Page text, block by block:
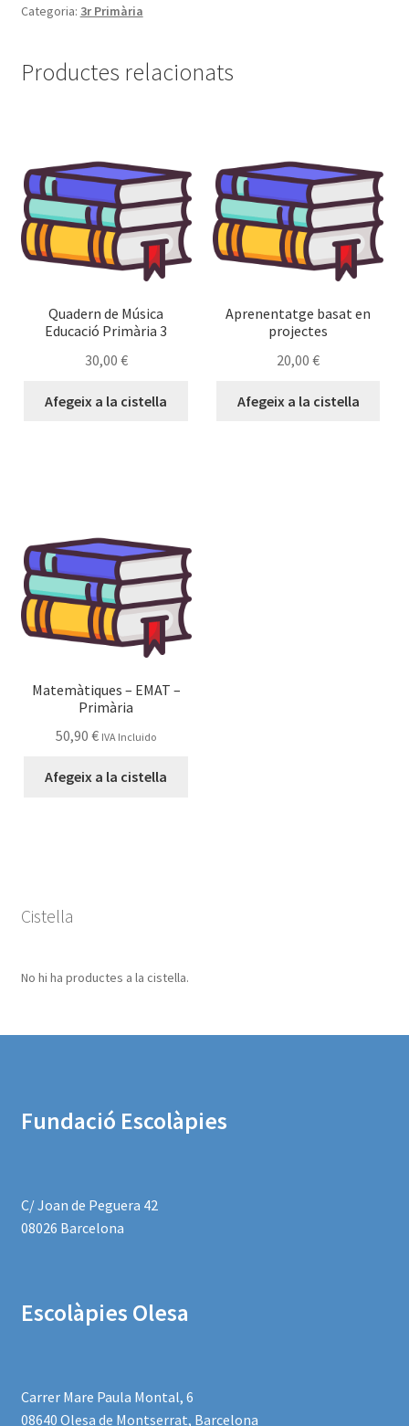
Categoria: 3r Primària
Productes relacionats
Quadern de Música
Educació Primària 3
30,00 €
Afegeix a la cistella
Aprenentatge basat en
projectes
20,00€
Afegeix a la cistella
Matemàtiques – EMAT –
Primària
50,90€ IVA Incluido
Afegeix a la cistella
Cistella
No hi ha productes a la cistella.
Fundació Escolàpies
C/ Joan de Peguera 42
08026 Barcelona
Escolàpies Olesa
Carrer Mare Paula Montal, 6
08640 Olesa de Montserrat, Barcelona